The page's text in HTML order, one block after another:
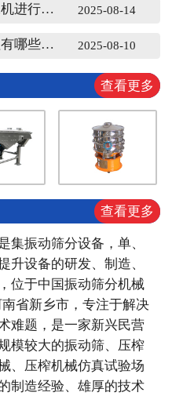
2025-08-14
果皮渣为什么要用挤压脱水机进行脱水？
2025-08-10
挤压脱水机对废弃水果处理有哪些优势？
查看更多
查看更多
集振动筛分设备，单、
升设备的研发、制造、
位于中国振动筛分机械
省新乡市，专注于解决
难题，是一家新兴民营
模较大的振动筛、压榨
、压榨机械仿真试验场
制造经验、雄厚的技术